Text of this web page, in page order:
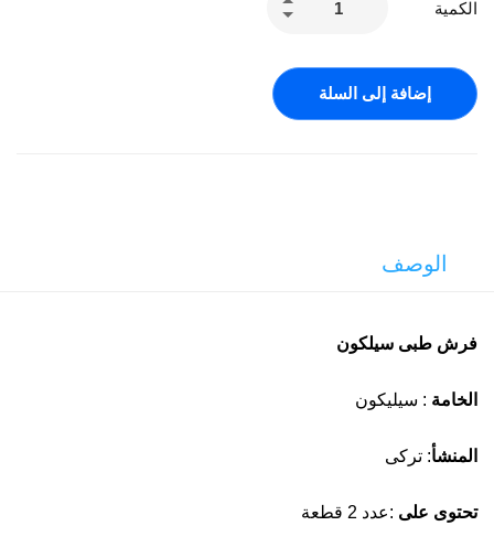
الكمية
إضافة إلى السلة
الوصف
فرش طبى سيلكون
الخامة : سيليكون
المنشأ: تركى
تحتوى على :عدد 2 قطعة